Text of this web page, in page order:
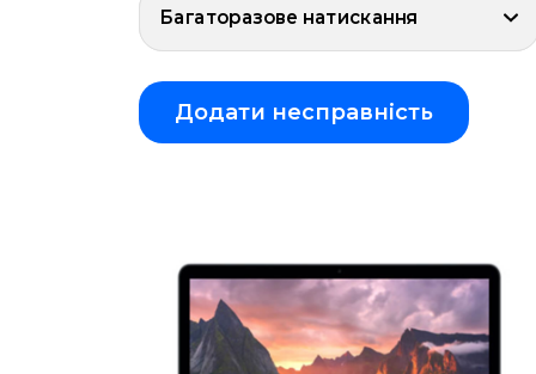
Plus
iPhone
iPhone
16
Max
iPhone
15
Plus
iPhone
Багаторазове натискання
Додати несправність